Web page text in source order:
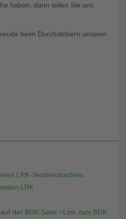
haben, dann teilen Sie uns
beim Durchstöbern unserer
LRK-Verdienstordens
LRK
der BDK-Seite >Link zum BDK